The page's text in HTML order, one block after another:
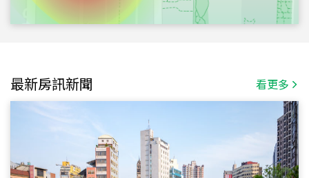
最新房訊新聞 看更多